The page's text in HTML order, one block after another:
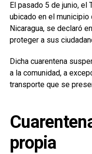
El pasado 5 de junio, el
ubicado en el municipio
Nicaragua, se declaró
proteger a sus
Dicha cuarentena
a la comunidad, a
transporte que se
propia